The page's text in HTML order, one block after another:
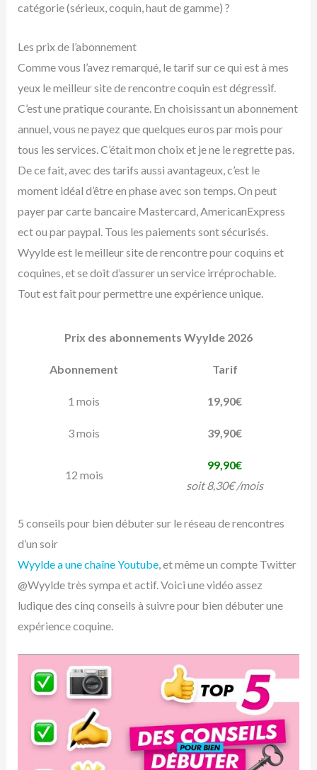
catégorie (sérieux, coquin, haut de gamme) ?
Les prix de l’abonnement
Comme vous l’avez remarqué, le tarif sur ce qui est à mes
yeux le meilleur site de rencontre coquin est dégressif.
C’est une pratique courante. En choisissant un abonnement
annuel, vous ne payez que quelques euros par mois pour
tous les services. C’était mon choix et je ne le regrette pas.
De ce fait, avec des tarifs aussi avantageux, c’est le
moment idéal d’être en phase avec son temps. On peut
payer par carte bancaire Mastercard, AmericanExpress
ect ou par paypal. Tous les paiements sont sécurisés.
Wyylde est le meilleur site de rencontre pour coquins et
coquines, et se doit d’assurer un service irréprochable.
Tout est fait pour permettre une expérience unique.
Prix des abonnements Wyylde 2026
Abonnement Tarif
1 mois 19,90€
3 mois 39,90€
12 mois
99,90€
soit 8,30€ /mois
5 conseils pour bien débuter sur le réseau de rencontres
d’un soir
Wyylde a une chaîne Youtube, et même un compte Twitter
@Wyylde très sympa et actif. Voici une vidéo assez
ludique des cinq conseils à suivre pour bien débuter une
expérience coquine.